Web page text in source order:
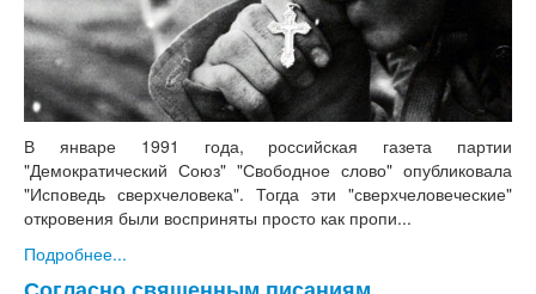
В январе 1991 года, российская газета партии
"Демократический Союз" "Свободное слово" опубликовала
"Исповедь сверхчеловека". Тогда эти "сверхчеловеческие"
откровения были восприняты просто как пропи...
Подробнее...